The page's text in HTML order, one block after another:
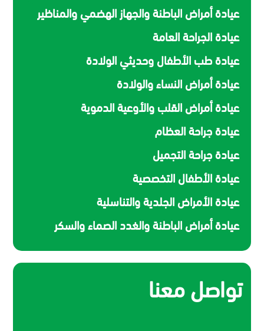
عيادة أمراض الباطنة والجهاز الهضمي والمناظير
عيادة الجراحة العامة
عيادة طب الأطفال وحديثي الولادة
عيادة أمراض النساء والولادة
عيادة أمراض القلب والأوعية الدموية
عيادة جراحة العظام
عيادة جراحة التجميل
عيادة الأطفال التخصصية
عيادة الأمراض الجلدية والتناسلية
عيادة أمراض الباطنة والغدد الصماء والسكر
تواصل معنا